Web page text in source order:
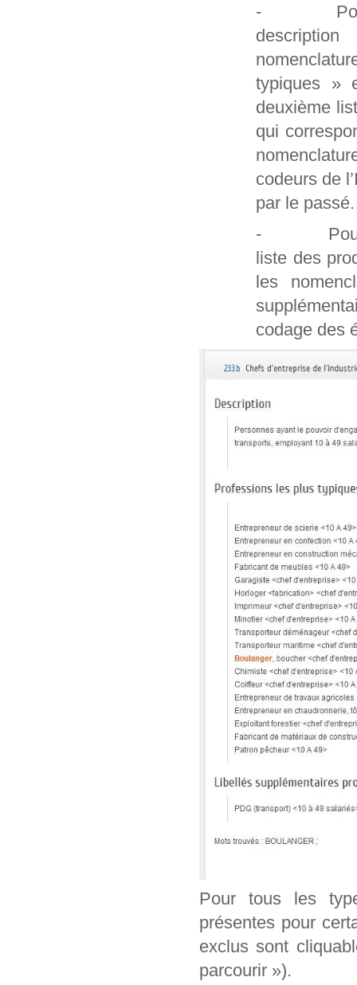
- Pour les
typiques »
deuxième
qui
codeurs de
par le passé.
- Pour les
liste des
les
codage des
Pour tous les
présentes pour
exclus sont
parcourir »).